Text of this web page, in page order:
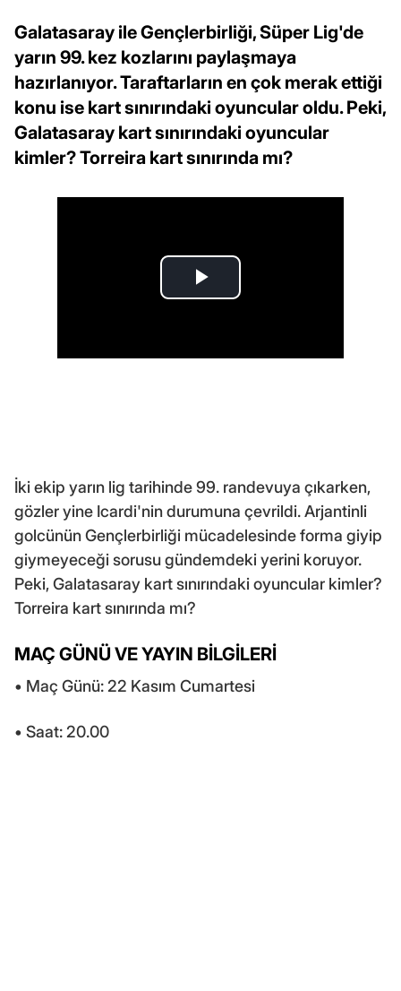
Galatasaray ile Gençlerbirliği, Süper Lig'de
yarın 99. kez kozlarını paylaşmaya
hazırlanıyor. Taraftarların en çok merak ettiği
konu ise kart sınırındaki oyuncular oldu. Peki,
Galatasaray kart sınırındaki oyuncular
kimler? Torreira kart sınırında mı?
İki ekip yarın lig tarihinde 99. randevuya çıkarken,
gözler yine Icardi'nin durumuna çevrildi. Arjantinli
golcünün Gençlerbirliği mücadelesinde forma giyip
giymeyeceği sorusu gündemdeki yerini koruyor.
Peki, Galatasaray kart sınırındaki oyuncular kimler?
Torreira kart sınırında mı?
MAÇ GÜNÜ VE YAYIN BİLGİLERİ
• Maç Günü: 22 Kasım Cumartesi
• Saat: 20.00